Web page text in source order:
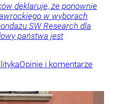
deklaruje, że ponownie
w wyborach
SW Research dla
państwa jest
Opinie i komentarze